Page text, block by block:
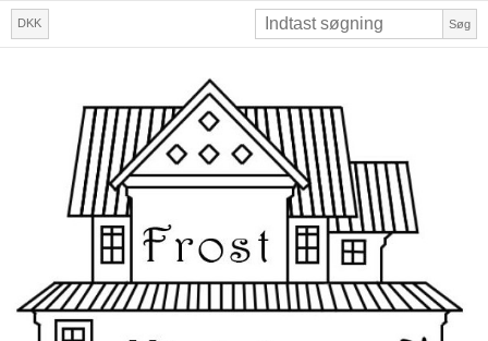
DKK Søg